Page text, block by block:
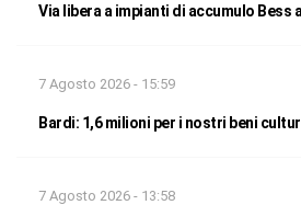
Via libera a impianti di accumulo Bess
7 Agosto 2026 - 15:59
Bardi: 1,6 milioni per i nostri beni
7 Agosto 2026 - 13:58